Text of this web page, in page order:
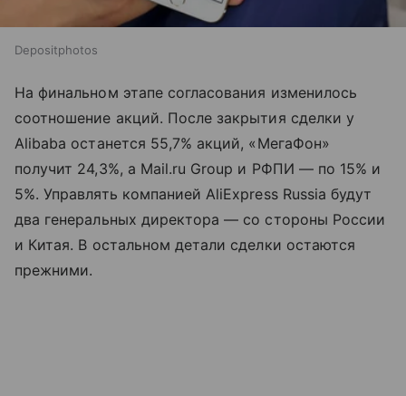
Depositphotos
На финальном этапе согласования изменилось
соотношение акций. После закрытия сделки у
Alibaba останется 55,7% акций, «МегаФон»
получит 24,3%, а Mail.ru Group и РФПИ — по 15% и
5%. Управлять компанией AliExpress Russia будут
два генеральных директора — со стороны России
и Китая. В остальном детали сделки остаются
прежними.